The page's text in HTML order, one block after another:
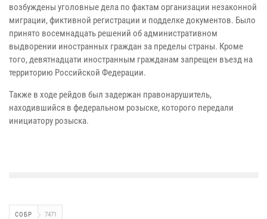
возбуждены уголовные дела по фактам организации незаконной
миграции, фиктивной регистрации и подделке документов. Было
принято восемнадцать решений об административном
выдворении иностранных граждан за пределы страны. Кроме
того, девятнадцати иностранным гражданам запрещен въезд на
территорию Российской Федерации.
Также в ходе рейдов был задержан правонарушитель,
находившийся в федеральном розыске, которого передали
инициатору розыска.
СОБР 7471